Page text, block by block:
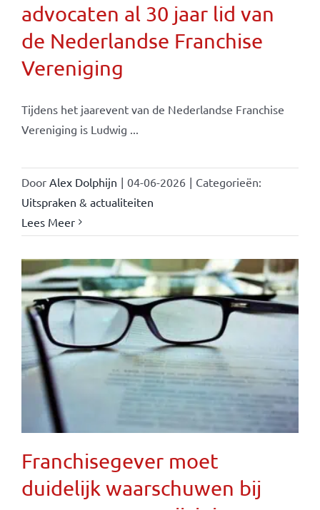
advocaten al 30 jaar lid van
de Nederlandse Franchise
Vereniging
Tijdens het jaarevent van de Nederlandse Franchise
Vereniging is Ludwig ...
Door Alex Dolphijn | 04-06-2026 | Categorieën:
Uitspraken & actualiteiten
Lees Meer
Franchisegever moet
duidelijk waarschuwen bij